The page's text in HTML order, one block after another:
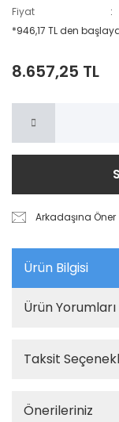
Fiyat
*946,17 TL den
8.657,25 TL
Arkadaşına Öner
Ürün Bilgisi
Ürün Yorumları
Taksit
Önerileriniz